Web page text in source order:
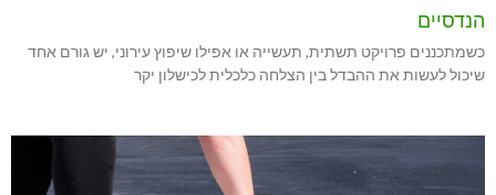
הנדסיים
כשמתכננים פרויקט תשתית, תעשייה או אפילו שיפוץ עירוני, יש גורם אחד
שיכול לעשות את ההבדל בין הצלחה כלכלית לכישלון יקר